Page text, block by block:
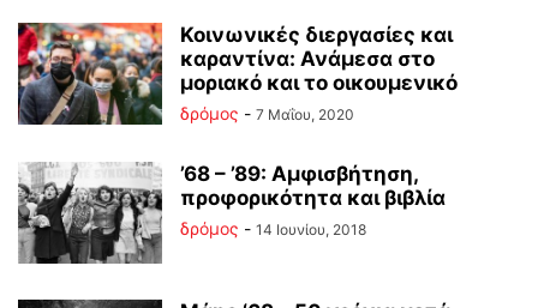
Κοινωνικές διεργασίες και
καραντίνα: Ανάμεσα στο
μοριακό και το οικουμενικό
δρόμος - 7 Μαΐου, 2020
’68 – ’89: Αμφισβήτηση,
προφορικότητα και βιβλία
δρόμος - 14 Ιουνίου, 2018